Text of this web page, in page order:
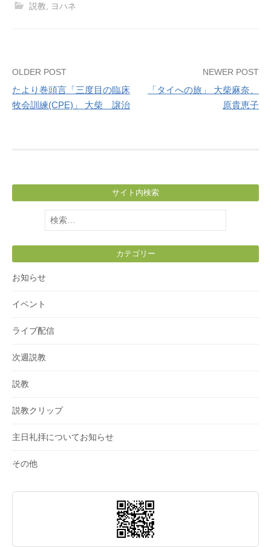
説教 ヨハネ
Post
navigation
OLDER POST
たより巻頭言「三度目の臨床
牧会訓練(CPE)」 大柴 譲治
NEWER POST
「タイへの旅」 大柴麻奈、
原貴恵子
サイト内検索
検
索:
カテゴリー
お知らせ
イベント
ライブ配信
次週説教
説教
説教クリップ
主日礼拝についてお知らせ
その他